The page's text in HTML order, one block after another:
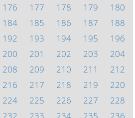
176 177 178 179
180
184 185 186 187
188
192 193 194 195
196
200 201 202 203
204
208 209 210 211
212
216 217 218 219
220
224 225 226 227
228